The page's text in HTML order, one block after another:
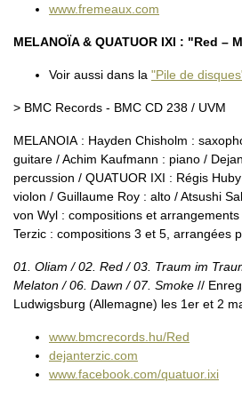
www.fremeaux.com
MELANOÏA & QUATUOR IXI : "Red –
Voir aussi dans la "Pile de
> BMC Records - BMC CD 238 / UVM
MELANOIA : Hayden Chisholm :
guitare / Achim Kaufmann : piano /
percussion / QUATUOR IXI : Régis
violon / Guillaume Roy : alto / Atsushi
von Wyl : compositions et
Terzic : compositions 3 et 5, arrangées
01. Oliam / 02. Red / 03. Traum im
Melaton / 06. Dawn / 07. Smoke //
Ludwigsburg (Allemagne) les 1er et 2
www.bmcrecords.hu/Red
dejanterzic.com
www.facebook.com/quatuor.ixi